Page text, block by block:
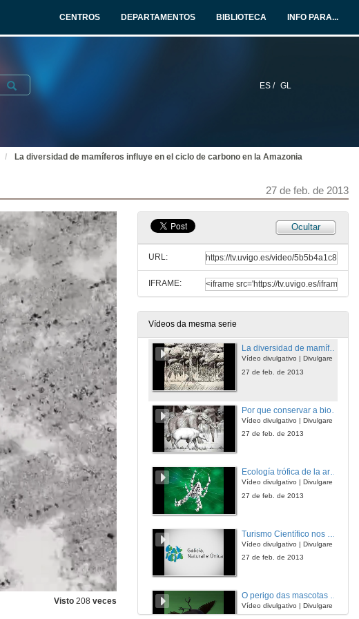
CENTROS DEPARTAMENTOS BIBLIOTECA INFO PARA...
ES / GL
Submit
La diversidad de mamíferos influye en el ciclo de carbono en la Amazonia
27 de feb. de 2013
Visto 208 veces
Ocultar
URL:
IFRAME:
Vídeos da mesma serie
Invasiones Biológicas. El caso del mejillón cebra (Dreissena polymorpha).
27 de feb. de 2013
Pradarías de Posidonia Oceánica: un Tesouro Submarino.
Evolución da morfología craneal nos morcegos filostómidos en relación cos hábitos alimenticios.
Divulgare.
27 de feb. de 2013
La diversidad de mamíferos influye en el ciclo de carbono en la Amazonia
Vídeo divulgativo | Divulgare
27 de feb. de 2013
Vídeo divulgativo | Divulgare
27 de feb. de 2013
Ecología trófica de la araña de la cruz (Araneus diadematus)
Vídeo divulgativo | Divulgare
27 de feb. de 2013
Vídeo divulgativo | Divulgare
27 de feb. de 2013
O perigo das mascotas nas illas
Vídeo divulgativo | Divulgare